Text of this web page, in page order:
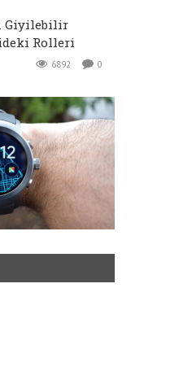
Giyilebilir
Rolleri
6892 0